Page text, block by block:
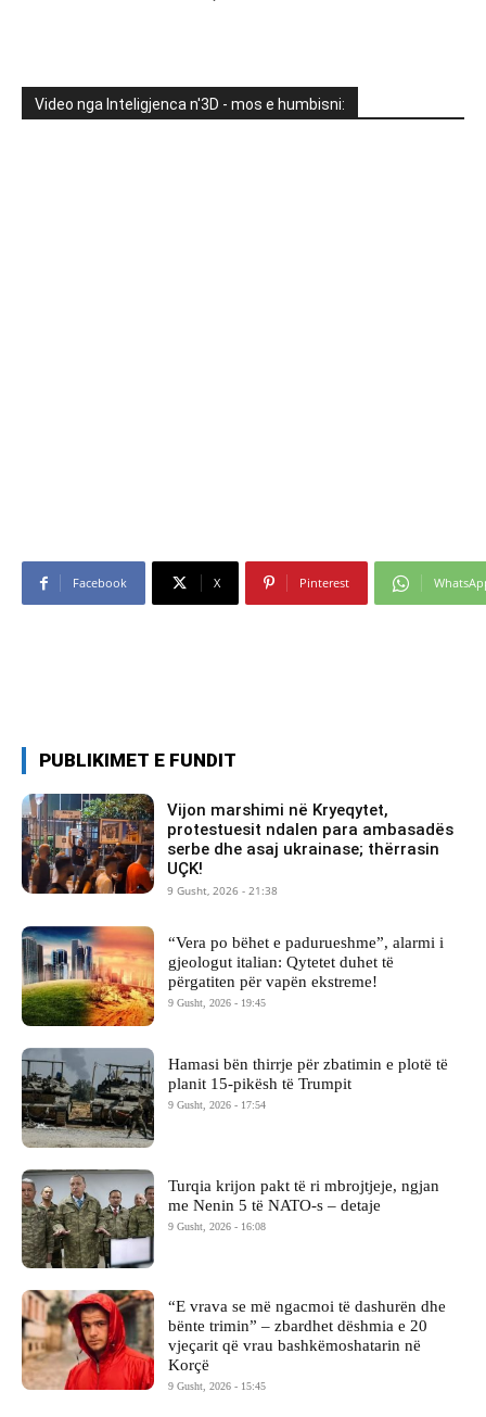
Video nga Inteligjenca n'3D - mos e humbisni:
Facebook X Pinterest
PUBLIKIMET E FUNDIT
Vijon marshimi në Kryeqytet,
protestuesit ndalen para ambasadës
serbe dhe asaj ukrainase; thërrasin
UÇK!
9 Gusht, 2026 - 21:38
“Vera po bëhet e padurueshme”, alarmi i
gjeologut italian: Qytetet duhet të
përgatiten për vapën ekstreme!
9 Gusht, 2026 - 19:45
Hamasi bën thirrje për zbatimin e plotë të
planit 15-pikësh të Trumpit
9 Gusht, 2026 - 17:54
Turqia krijon pakt të ri mbrojtjeje, ngjan
me Nenin 5 të NATO-s – detaje
9 Gusht, 2026 - 16:08
“E vrava se më ngacmoi të dashurën dhe
bënte trimin” – zbardhet dëshmia e 20
vjeçarit që vrau bashkëmoshatarin në
Korçë
9 Gusht, 2026 - 15:45